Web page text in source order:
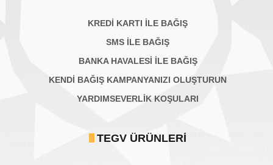
KREDİ KARTI İLE BAĞIŞ
SMS İLE BAĞIŞ
BANKA HAVALESİ İLE BAĞIŞ
KENDİ BAĞIŞ KAMPANYANIZI OLUŞTURUN
YARDIMSEVERLİK KOŞULARI
TEGV ÜRÜNLERI